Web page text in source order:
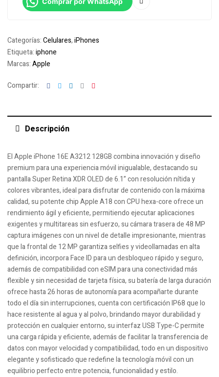
Categorías:Celulares,iPhones
Etiqueta:iphone
Marcas:Apple
Compartir: FacebookTwitterLinkedinGoogle+
Descripción
El Apple iPhone 16E A3212 128GB combina innovación y diseño
premium para una experiencia móvil inigualable, destacando su
pantalla Super Retina XDR OLED de 6.1” con resolución nítida y
colores vibrantes, ideal para disfrutar de contenido con la máxima
calidad, su potente chip Apple A18 con CPU hexa-core ofrece un
rendimiento ágil y eficiente, permitiendo ejecutar aplicaciones
exigentes y multitareas sin esfuerzo, su cámara trasera de 48 MP
captura imágenes con un nivel de detalle impresionante, mientras
que la frontal de 12 MP garantiza selfies y videollamadas en alta
definición, incorpora Face ID para un desbloqueo rápido y seguro,
además de compatibilidad con eSIM para una conectividad más
flexible y sin necesidad de tarjeta física, su batería de larga duración
ofrece hasta 26 horas de autonomía para acompañarte durante
todo el día sin interrupciones, cuenta con certificación IP68 que lo
hace resistente al agua y al polvo, brindando mayor durabilidad y
protección en cualquier entorno, su interfaz USB Type-C permite
una carga rápida y eficiente, además de facilitar la transferencia de
datos con mayor velocidad y compatibilidad, todo en un dispositivo
elegante y sofisticado que redefine la tecnología móvil con un
equilibrio perfecto entre potencia, funcionalidad y estilo.